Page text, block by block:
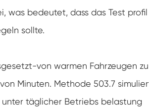
prüfungs kammer
Umwelt Prüf kammer
und Feuchtigkeits-
was bedeutet, dass das Test profil
sollte.
von warmen Fahrzeugen zu
Minuten. Methode 503.7
unter täglicher Betriebs belastung